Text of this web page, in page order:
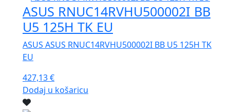
ASUS RNUC14RVHU500002I BB
U5 125H TK EU
ASUS ASUS RNUC14RVHU500002I BB U5 125H TK
EU
427,13€
Dodaj u košaricu